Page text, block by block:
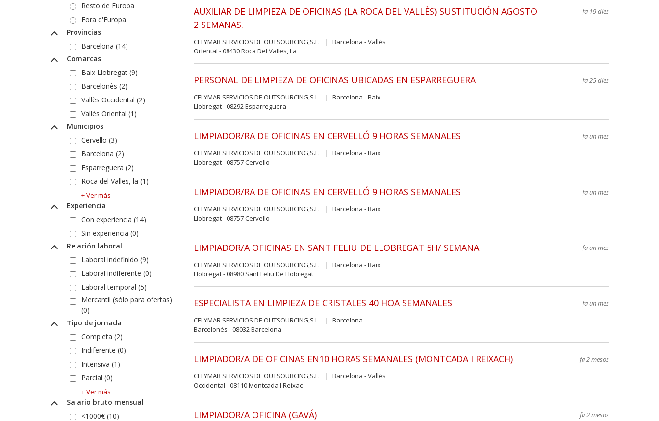
Resto de Europa
Fora d'Europa
Provincias
Barcelona (14)
Comarcas
Baix Llobregat (9)
Barcelonès (2)
Vallès Occidental (2)
Vallès Oriental (1)
Municipios
Cervello (3)
Barcelona (2)
Esparreguera (2)
Roca del Valles, la (1)
+ Ver más
Experiencia
Con experiencia (14)
Sin experiencia (0)
Relación laboral
Laboral indefinido (9)
Laboral indiferente (0)
Laboral temporal (5)
Mercantil (sólo para ofertas)
(0)
Tipo de jornada
Completa (2)
Indiferente (0)
Intensiva (1)
Parcial (0)
+ Ver más
Salario bruto mensual
<1000€ (10)
AUXILIAR DE LIMPIEZA DE OFICINAS (LA ROCA DEL VALLÈS) SUSTITUCIÓN AGOSTO
2 SEMANAS.
fa 19 dies
CELYMAR SERVICIOS DE OUTSOURCING,S.L.
Barcelona - Vallès
Oriental - 08430 Roca Del Valles, La
PERSONAL DE LIMPIEZA DE OFICINAS UBICADAS EN ESPARREGUERA
fa 25 dies
CELYMAR SERVICIOS DE OUTSOURCING,S.L.
Barcelona - Baix
Llobregat - 08292 Esparreguera
LIMPIADOR/RA DE OFICINAS EN CERVELLÓ 9 HORAS SEMANALES
fa un mes
CELYMAR SERVICIOS DE OUTSOURCING,S.L.
Barcelona - Baix
Llobregat - 08757 Cervello
LIMPIADOR/RA DE OFICINAS EN CERVELLÓ 9 HORAS SEMANALES
fa un mes
CELYMAR SERVICIOS DE OUTSOURCING,S.L.
Barcelona - Baix
Llobregat - 08757 Cervello
LIMPIADOR/A OFICINAS EN SANT FELIU DE LLOBREGAT 5H/ SEMANA
fa un mes
CELYMAR SERVICIOS DE OUTSOURCING,S.L.
Barcelona - Baix
Llobregat - 08980 Sant Feliu De Llobregat
ESPECIALISTA EN LIMPIEZA DE CRISTALES 40 HOA SEMANALES
fa un mes
CELYMAR SERVICIOS DE OUTSOURCING,S.L.
Barcelona -
Barcelonès - 08032 Barcelona
LIMPIADOR/A DE OFICINAS EN10 HORAS SEMANALES (MONTCADA I REIXACH)
fa 2 mesos
CELYMAR SERVICIOS DE OUTSOURCING,S.L.
Barcelona - Vallès
Occidental - 08110 Montcada I Reixac
LIMPIADOR/A OFICINA (GAVÁ)
fa 2 mesos